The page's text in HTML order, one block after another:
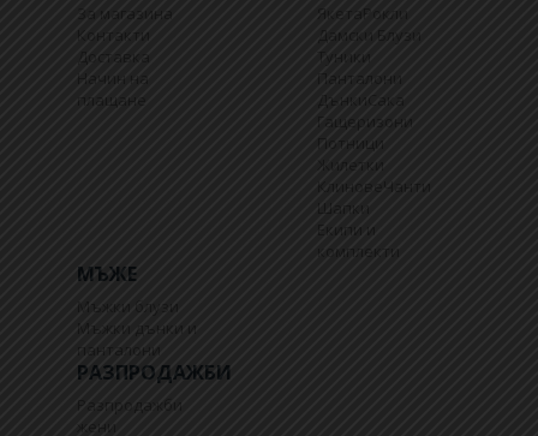
За магазина
Контакти
Доставка
Начин на
плащане
ЯкетаРокли
Дамски Блузи
Туники
Панталони
Дънки Сака
Гащеризони
Потници
Жилетки
КлиновеЧанти
Шапки
Екипи и
комплекти
МЪЖЕ
Мъжки блузи
Мъжки дънки и
панталони
РАЗПРОДАЖБИ
Разпродажби
жени